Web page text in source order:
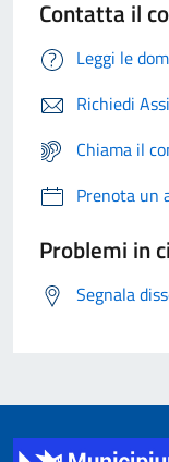
Contatta il
Leggi le
Richiedi
Chiama il
Prenota un
Problemi in
Segnala